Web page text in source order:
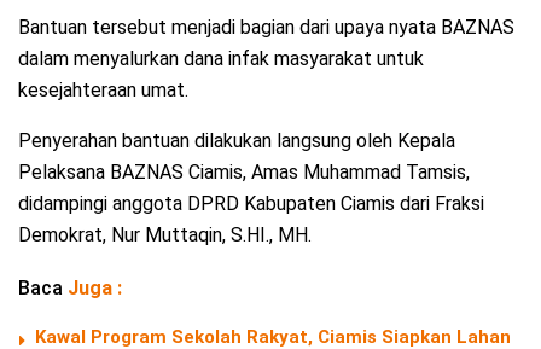
Bantuan tersebut menjadi bagian dari upaya nyata BAZNAS
dalam menyalurkan dana infak masyarakat untuk
kesejahteraan umat.
Penyerahan bantuan dilakukan langsung oleh Kepala
Pelaksana BAZNAS Ciamis, Amas Muhammad Tamsis,
didampingi anggota DPRD Kabupaten Ciamis dari Fraksi
Demokrat, Nur Muttaqin, S.HI., MH.
Baca Juga :
Kawal Program Sekolah Rakyat, Ciamis Siapkan Lahan